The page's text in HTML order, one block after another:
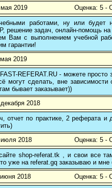
2019 Оценка: 5 -
работами, ну или будет
решение задач, онлайн-помощь
Вам с выполнением учебной
гарантии!
2019
REFERAT.RU - можете просто
могут сделать, вне
бывает заказывает))
2018
отчет по практике, 2 реферата
2018 Оценка: 5 -
shop-referat.tk , и свои все
уже на referat.gq заказываю и
2018 Оценка: 5 -